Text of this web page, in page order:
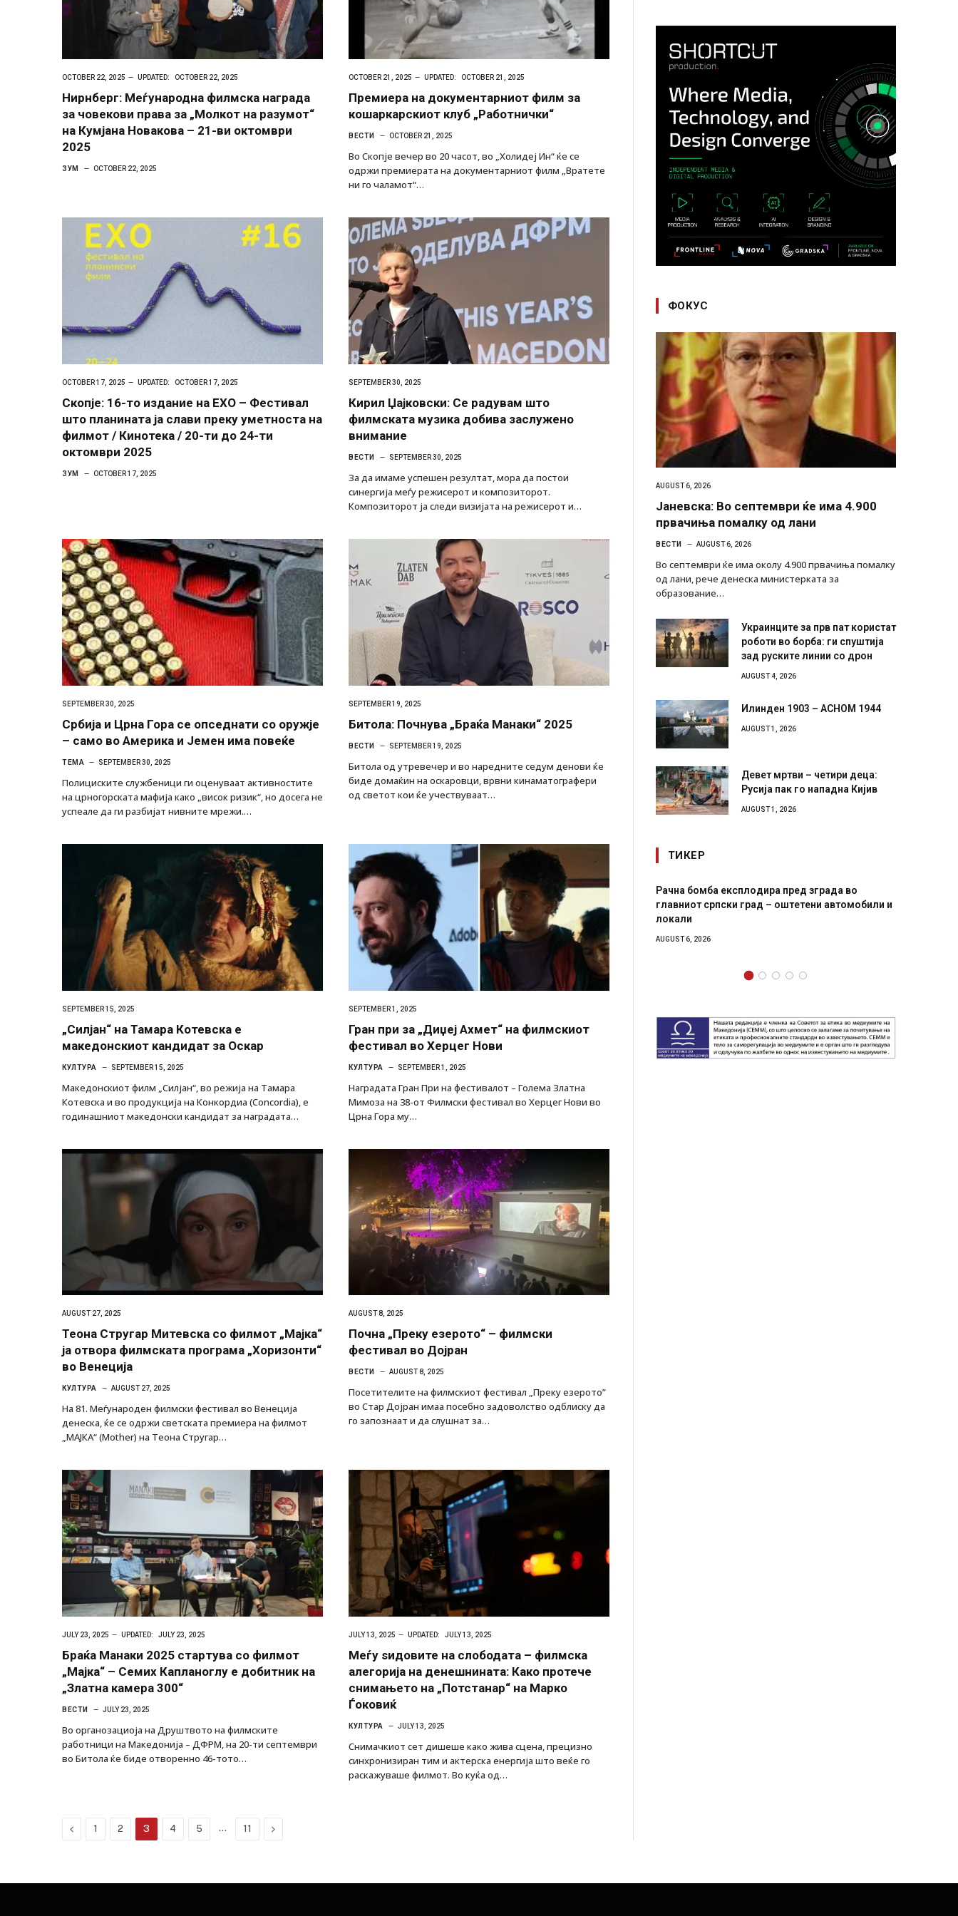
OCTOBER 22, 2025 UPDATED: OCTOBER 22, 2025
Нирнберг: Меѓународна филмска награда
за човекови права за „Молкот на разумот“
на Кумјана Новакова – 21-ви октомври
2025
ЗУМ OCTOBER 22, 2025
OCTOBER 21, 2025 UPDATED: OCTOBER 21, 2025
Премиера на документарниот филм за
кошаркарскиот клуб „Работнички“
ВЕСТИ OCTOBER 21, 2025
Во Скопје вечер во 20 часот, во „Холидеј Ин“ ќе се
одржи премиерата на документарниот филм „Вратете
ни го чаламот“…
OCTOBER 17, 2025 UPDATED: OCTOBER 17, 2025
Скопје: 16-то издание на ЕХО – Фестивал
што планината ја слави преку уметноста на
филмот / Кинотека / 20-ти до 24-ти
октомври 2025
ЗУМ OCTOBER 17, 2025
SEPTEMBER 30, 2025
Кирил Џајковски: Се радувам што
филмската музика добива заслужено
внимание
ВЕСТИ SEPTEMBER 30, 2025
За да имаме успешен резултат, мора да постои
синергија меѓу режисерот и композиторот.
Композиторот ја следи визијата на режисерот и…
SEPTEMBER 30, 2025
Србија и Црна Гора се опседнати со оружје
– само во Америка и Јемен има повеќе
ТЕМА SEPTEMBER 30, 2025
Полициските службеници ги оценуваат активностите
на црногорската мафија како „висок ризик“, но досега не
успеале да ги разбијат нивните мрежи.…
SEPTEMBER 19, 2025
Битола: Почнува „Браќа Манаки“ 2025
ВЕСТИ SEPTEMBER 19, 2025
Битола од утревечер и во наредните седум денови ќе
биде домаќин на оскаровци, врвни кинаматографери
од светот кои ќе учествуваат…
SEPTEMBER 15, 2025
„Силјан“ на Тамара Котевска е
македонскиот кандидат за Оскар
КУЛТУРА SEPTEMBER 15, 2025
Македонскиот филм „Силјан“, во режија на Тамара
Котевска и во продукција на Конкордиа (Concordia), е
годинашниот македонски кандидат за наградата…
SEPTEMBER 1, 2025
Гран при за „Диџеј Ахмет“ на филмскиот
фестивал во Херцег Нови
КУЛТУРА SEPTEMBER 1, 2025
Наградата Гран При на фестивалот – Голема Златна
Мимоза на 38-от Филмски фестивал во Херцег Нови во
Црна Гора му…
AUGUST 27, 2025
Теона Стругар Митевска со филмот „Мајка“
ја отвора филмската програма „Хоризонти“
во Венеција
КУЛТУРА AUGUST 27, 2025
На 81. Меѓународен филмски фестивал во Венеција
денеска, ќе се одржи светската премиера на филмот
„МАЈКА“ (Mother) на Теона Стругар…
AUGUST 8, 2025
Почна „Преку езерото“ – филмски
фестивал во Дојран
ВЕСТИ AUGUST 8, 2025
Посетителите на филмскиот фестивал „Преку езерото”
во Стар Дојран имаа посебно задоволство одблиску да
го запознаат и да слушнат за…
JULY 23, 2025 UPDATED: JULY 23, 2025
Браќа Манаки 2025 стартува со филмот
„Мајка“ – Семих Капланоглу е добитник на
„Златна камера 300“
ВЕСТИ JULY 23, 2025
Во органозациоја на Друштвото на филмските
работници на Македонија – ДФРМ, на 20-ти септември
во Битола ќе биде отворенно 46-тото…
JULY 13, 2025 UPDATED: JULY 13, 2025
Меѓу ѕидовите на слободата – филмска
алегорија на денешнината: Како протече
снимањето на „Потстанар“ на Марко
Ѓоковиќ
КУЛТУРА JULY 13, 2025
Снимачкиот сет дишеше како жива сцена, прецизно
синхронизиран тим и актерска енергија што веќе го
раскажуваше филмот. Во куќа од…
Previous
1 2 3 4 5 … 11 Next
Јаневска: Во септември ќе има 4.900
првачиња помалку од лани
ВЕСТИ
Во септември ќе има околу 4.900 првачиња помалку
од лани, рече денеска министерката за
образование…
роботи во борба: ги спуштија
зад руските линии со дрон
AUGUST 4, 2026
AUGUST 1, 2026
Русија пак го нападна Кијив
AUGUST 1, 2026
Грција: Горат Парос, Андрос, Калимнос, Крит, …
JULY 30, 2026
Рачна бомба експлодира пред зграда во
главниот српски град – оштетени автомобили и
локали
AUGUST 6, 2026
11-месечна воена
AUGUST 4, 2026